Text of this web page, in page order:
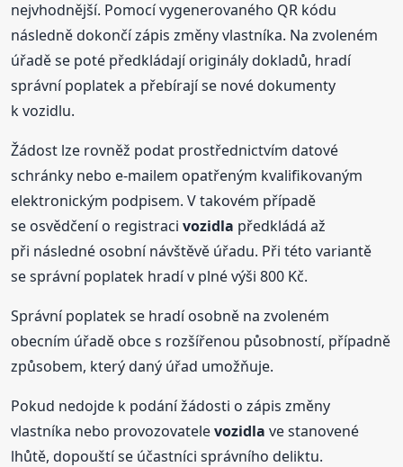
nejvhodnější. Pomocí vygenerovaného QR kódu
následně dokončí zápis změny vlastníka. Na zvoleném
úřadě se poté předkládají originály dokladů, hradí
správní poplatek a přebírají se nové dokumenty
k vozidlu.
Žádost lze rovněž podat prostřednictvím datové
schránky nebo e-mailem opatřeným kvalifikovaným
elektronickým podpisem. V takovém případě
se osvědčení o registracivozidla předkládá až
při následné osobní návštěvě úřadu. Při této variantě
se správní poplatek hradí v plné výši 800 Kč.
Správní poplatek se hradí osobně na zvoleném
obecním úřadě obce s rozšířenou působností, případně
způsobem, který daný úřad umožňuje.
Pokud nedojde k podání žádosti o zápis změny
vlastníka nebo provozovatelevozidla ve stanovené
lhůtě, dopouští se účastníci správního deliktu.